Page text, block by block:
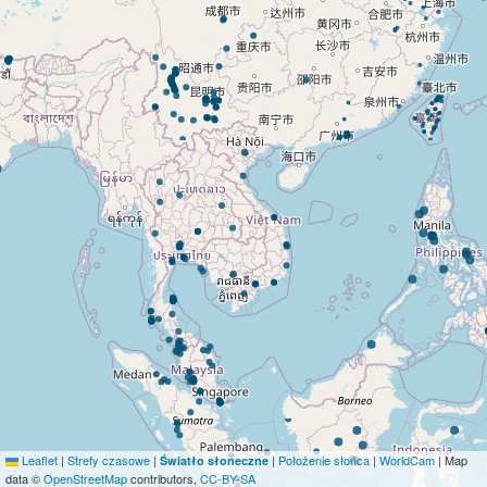
Leaflet | Strefy czasowe | Światło słoneczne| Położenie słońca | WorldCam| Map
data ©OpenStreetMapcontributors, CC-BY-SA